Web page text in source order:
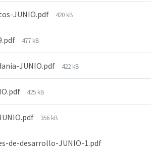
JUNIO.pdf 420 kB
477 kB
JUNIO.pdf 422 kB
425 kB
356 kB
de-desarrollo-JUNIO-1.pdf